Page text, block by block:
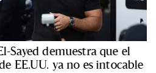
Sayed demuestra que el
EE.UU. ya no es intocable